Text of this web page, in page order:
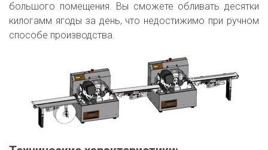
большого помещения. Вы сможете обливать десятки
килогамм ягоды за день, что недостижимо при ручном
способе производства.